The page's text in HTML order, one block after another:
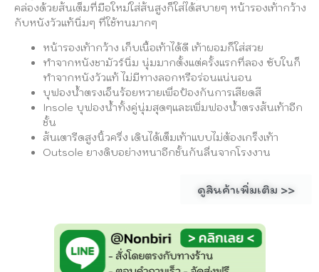
คล่องด้วยส้นเต็มที่มือใหม่ใส่ส้นสูงก็ใส่ได้สบายๆ หน้ารองเท้ากว้าง
กับหนังวัวแท้นิ่มๆ ที่ใช้ทนมากๆ
หน้ารองเท้ากว้าง เก็บเนื้อเท้าได้ดี เท้าผอมก็ใส่สวย
ทำจากหนังชามัวร์นิ่ม นุ่มมากตั้งแต่ครั้งแรกที่ลอง ซับในก็
ทำจากหนังวัวแท้ ไม่มีทางลอกหรือร่อนแน่นอน
บุฟองน้ำตรงเอ็นร้อยหวายเพื่อป้องกันการเสียดสี
Insole บุฟองน้ำทั้งคู่นุ่มสุดๆและเพิ่มฟองน้ำตรงส้นเท้าอีก
ชั้น
ส้นเตารีดสูงนิ้วครึ่ง เดินได้เต็มเท้าแบบไม่ต้องเกร็งเท้า
Outsole ยางดิบอย่างหนาอีกชั้นกันลื่นจากโรงงาน
ดูสินค้าเพิ่มเติม >>